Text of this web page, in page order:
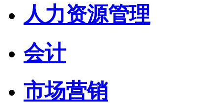
人力资源管理
会计
市场营销